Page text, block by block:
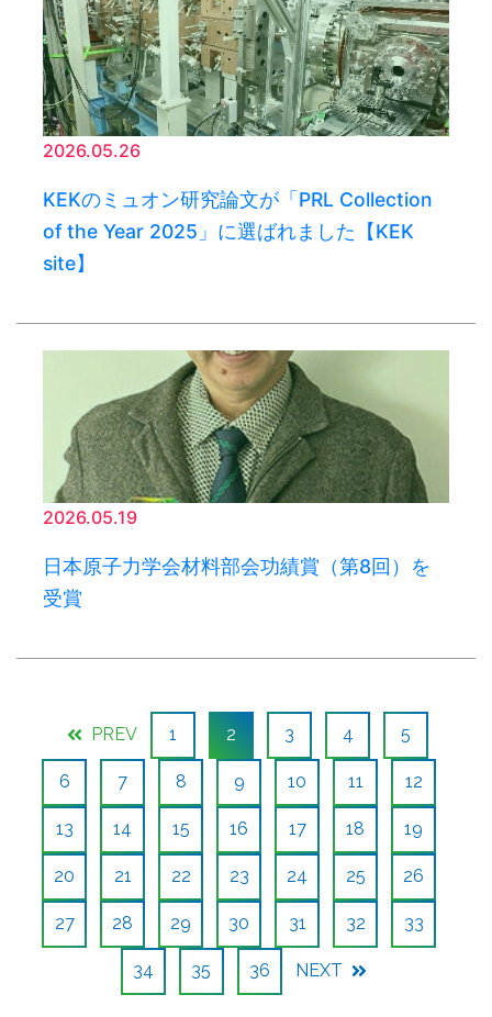
2026.05.26
KEKのミュオン研究論文が「PRL Collection
of the Year 2025」に選ばれました【KEK
site】
2026.05.19
日本原子力学会材料部会功績賞（第8回）を
受賞
PREV 1 2 3 4 5
6 7 8 9 10 11 12
13 14 15 16 17 18 19
20 21 22 23 24 25 26
27 28 29 30 31 32 33
34 35 36 NEXT